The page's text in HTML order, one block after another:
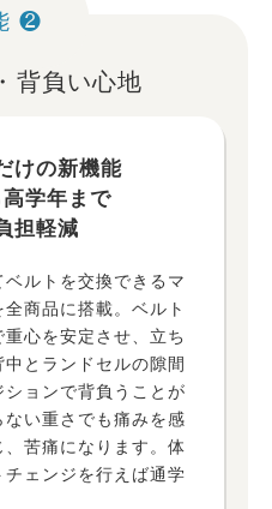
❷
背負い心地
けの新機能
学年まで
担軽減
ルトを交換できるマ
商品に搭載。ベルト
心を安定させ、立ち
とランドセルの隙間
ョンで背負うことが
い重さでも痛みを感
苦痛になります。体
ェンジを行えば通学